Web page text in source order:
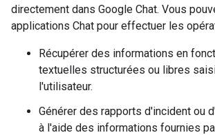
directement dans Google Chat. Vous
applications Chat pour effectuer les
Récupérer des informations en
textuelles structurées ou libres
l'utilisateur.
Générer des rapports d'incident ou
à l'aide des informations fournies